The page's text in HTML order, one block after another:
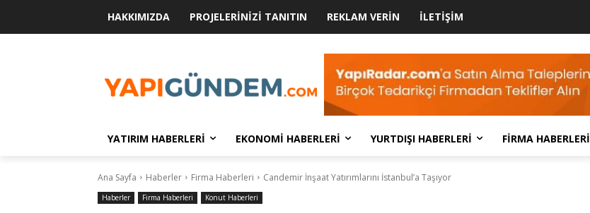
HAKKIMIZDA PROJELERINIZI TANITIN REKLAM VERIN İLETIŞIM
YATIRIM HABERLERI EKONOMI HABERLERI YURTDIŞI HABERLERI FIRMA HABERLERI
Ana Sayfa Haberler Firma Haberleri Candemir İnşaat Yatırımlarını İstanbul’a Taşıyor
Haberler Firma Haberleri Konut Haberleri